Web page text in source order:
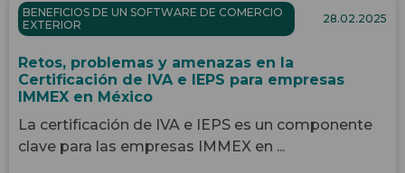
BENEFICIOS DE UN SOFTWARE DE COMERCIO
EXTERIOR
28.02.2025
Retos, problemas y amenazas en la
Certificación de IVA e IEPS para empresas
IMMEX en México
La certificación de IVA e IEPS es un componente
clave para las empresas IMMEX en ...